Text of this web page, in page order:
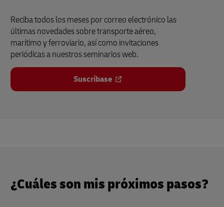
Reciba todos los meses por correo electrónico las
últimas novedades sobre transporte aéreo,
marítimo y ferroviario, así como invitaciones
periódicas a nuestros seminarios web.
Suscríbase
¿Cuáles son mis próximos pasos?